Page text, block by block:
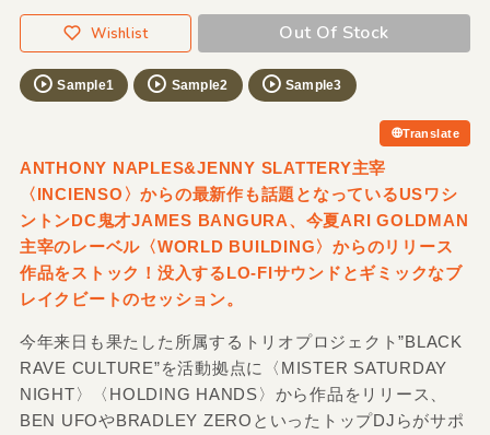
Wishlist Out Of Stock
Sample1 Sample2 Sample3
Translate
ANTHONY NAPLES&JENNY SLATTERY主宰
〈INCIENSO〉からの最新作も話題となっているUSワシ
ントンDC鬼才JAMES BANGURA、今夏ARI GOLDMAN
主宰のレーベル〈WORLD BUILDING〉からのリリース
作品をストック！没入するLO-FIサウンドとギミックなブ
レイクビートのセッション。
今年来日も果たした所属するトリオプロジェクト”BLACK
RAVE CULTURE”を活動拠点に〈MISTER SATURDAY
NIGHT〉〈HOLDING HANDS〉から作品をリリース、
BEN UFOやBRADLEY ZEROといったトップDJらがサポ